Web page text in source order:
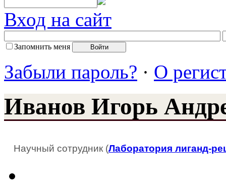
Вход на сайт
Запомнить меня
Забыли пароль? · О
Иванов Игорь
Научный сотрудник (Лаборатория лиганд-